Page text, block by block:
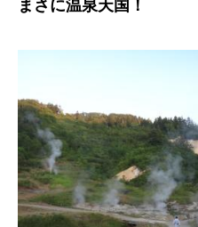
まさに温泉天国！